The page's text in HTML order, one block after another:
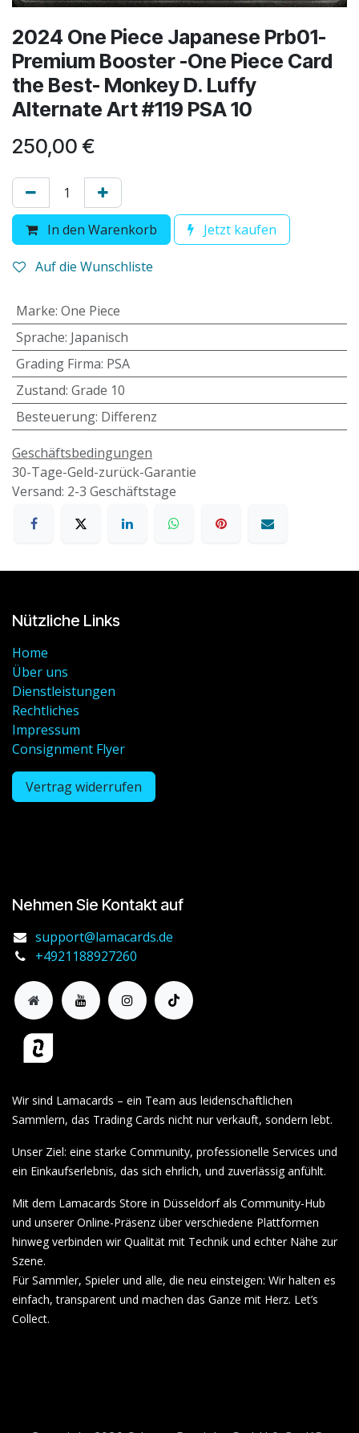
2024 One Piece Japanese Prb01-
Premium Booster -One Piece Card
the Best- Monkey D. Luffy
Alternate Art #119 PSA 10
250,00 €
In den Warenkorb Jetzt kaufen
Auf die Wunschliste
Marke: One Piece
Sprache: Japanisch
Grading Firma: PSA
Zustand: Grade 10
Besteuerung: Differenz
Geschäftsbedingungen
30-Tage-Geld-zurück-Garantie
Versand: 2-3 Geschäftstage
Nützliche Links
Home
Über uns
Dienstleistungen
Rechtliches
Impressum
Consignment Flyer
Vertrag widerrufen
Nehmen Sie Kontakt auf
support@lamacards.de
+4921188927260
Wir sind Lamacards – ein Team aus leidenschaftlichen
Sammlern, das Trading Cards nicht nur verkauft, sondern lebt.
Unser Ziel: eine starke Community, professionelle Services und
ein Einkaufserlebnis, das sich ehrlich, und zuverlässig anfühlt.
Mit dem Lamacards Store in Düsseldorf als Community-Hub
und unserer Online-Präsenz über verschiedene Plattformen
hinweg verbinden wir Qualität mit Technik und echter Nähe zur
Szene.
Für Sammler, Spieler und alle, die neu einsteigen: Wir halten es
einfach, transparent und machen das Ganze mit Herz. Let’s
Collect.